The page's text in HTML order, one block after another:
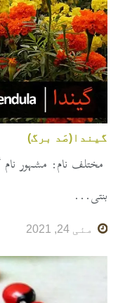
گیندا(صَد برگ)
مختلف نام: مشہور
بنتی...
مئی 24, 2021